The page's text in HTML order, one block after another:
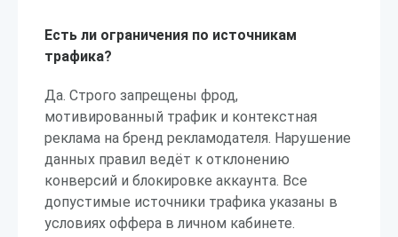
Есть ли ограничения по источникам
трафика?
Да. Строго запрещены фрод,
мотивированный трафик и контекстная
реклама на бренд рекламодателя. Нарушение
данных правил ведёт к отклонению
конверсий и блокировке аккаунта. Все
допустимые источники трафика указаны в
условиях оффера в личном кабинете.